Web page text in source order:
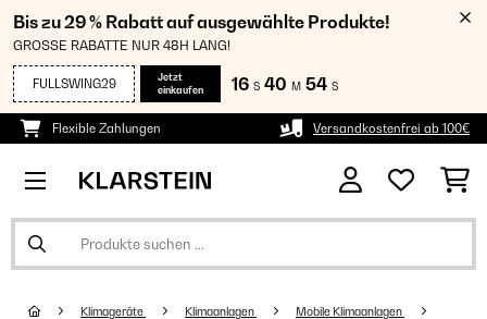
Bis zu 29 % Rabatt auf ausgewählte Produkte!
GROSSE RABATTE NUR 48H LANG!
FULLSWING29
Jetzt
einkaufen
16 S 40 M 54 S
Flexible Zahlungen Versandkostenfrei ab 100€
Klimageräte Klimaanlagen Mobile Klimaanlagen